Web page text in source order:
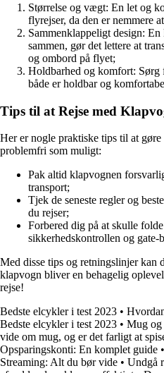
Størrelse og vægt: En let og
flyrejser, da den er nemmere
Sammenklappeligt design:
sammen, gør det lettere at
og ombord på flyet;
Holdbarhed og komfort:
både er holdbar og
Tips til at Rejse med
Her er nogle praktiske tips til at
problemfri som muligt:
Pak altid klapvognen
transport;
Tjek de seneste regler og
du rejser;
Forbered dig på at skulle
sikkerhedskontrollen og gate-
Med disse tips og retningslinjer kan
klapvogn bliver en behagelig
rejse!
Bedste elcykler i test 2023 •
Bedste elcykler i test 2023 • Mug og
vide om mug, og er det farligt at
Opsparingskonti: En komplet guide •
Streaming: Alt du bør vide • Undgå